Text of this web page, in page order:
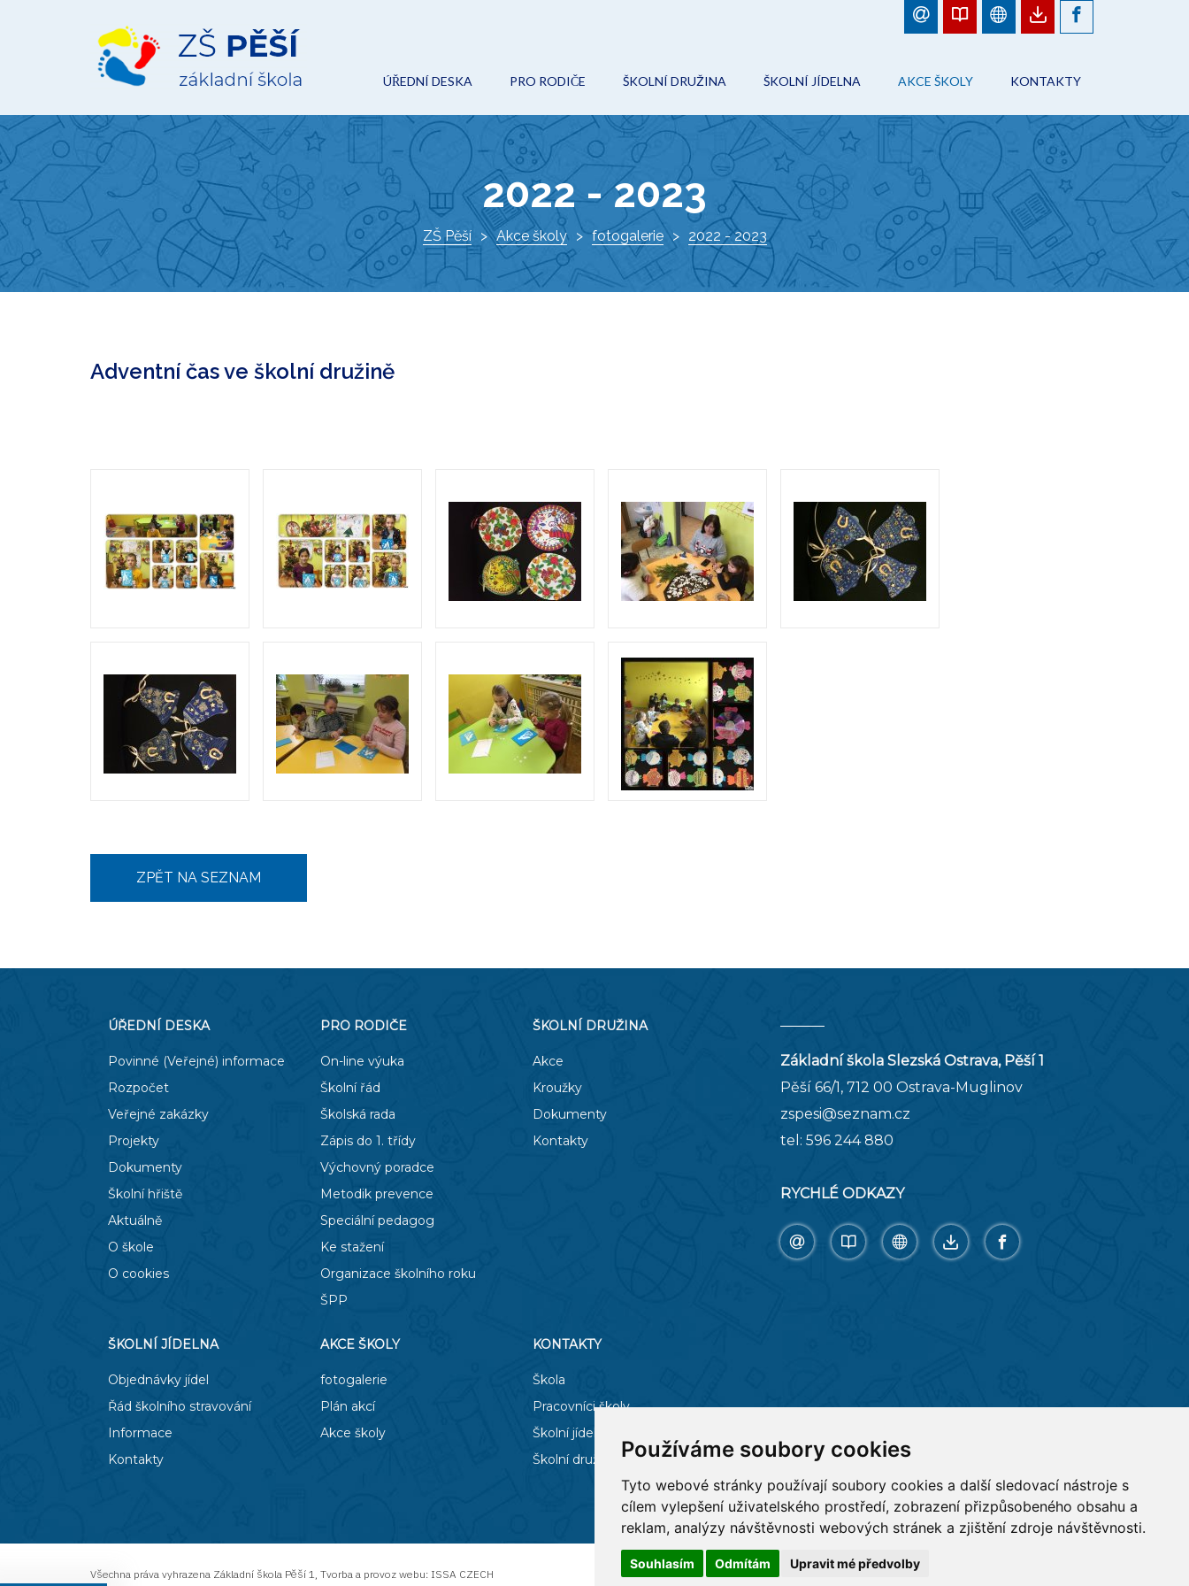
Používáme soubory cookies
Tyto webové stránky používají soubory cookies a další sledovací nástroje s
cílem vylepšení uživatelského prostředí, zobrazení přizpůsobeného obsahu a
reklam, analýzy návštěvnosti webových stránek a zjištění zdroje návštěvnosti.
Souhlasím Odmítám Upravit mé předvolby
ZŠ
Pěší
ÚŘEDNÍ DESKA
POVINNÉ (VEŘEJNÉ) INFORMACE
ROZPOČET
VEŘEJNÉ ZAKÁZKY
PROJEKTY
DOKUMENTY
PRO RODIČE
ON-LINE VÝUKA
ŠKOLNÍ ŘÁD
ŠKOLSKÁ RADA
ZÁPIS DO 1. TŘÍDY
VÝCHOVNÝ PORADCE
ŠKOLNÍ DRUŽINA
AKCE
KROUŽKY
DOKUMENTY
KONTAKTY
ŠKOLNÍ JÍDELNA
OBJEDNÁVKY JÍDEL
ŘÁD ŠKOLNÍHO STRAVOVÁNÍ
INFORMACE
KONTAKTY
AKCE ŠKOLY
FOTOGALERIE
PLÁN AKCÍ
AKCE ŠKOLY
KONTAKTY
ŠKOLA
PRACOVNÍCI ŠKOLY
ŠKOLNÍ JÍDELNA
ŠKOLNÍ DRUŽINA
2022 - 2023
ZŠ Pěší Akce školy fotogalerie 2022 - 2023
Adventní čas ve školní družině
ZPĚT NA SEZNAM
ÚŘEDNÍ DESKA
Povinné (Veřejné) informace
Rozpočet
Veřejné zakázky
Projekty
Dokumenty
Školní hřiště
Aktuálně
O škole
O cookies
PRO RODIČE
On-line výuka
Školní řád
Školská rada
Zápis do 1. třídy
Výchovný poradce
Metodik prevence
Speciální pedagog
Ke stažení
Organizace školního roku
ŠPP
ŠKOLNÍ DRUŽINA
Akce
Kroužky
Dokumenty
Kontakty
ŠKOLNÍ JÍDELNA
Objednávky jídel
Řád školního stravování
Informace
Kontakty
AKCE ŠKOLY
fotogalerie
Plán akcí
Akce školy
KONTAKTY
Škola
Pracovníci školy
Školní jídelna
Školní družina
Základní škola Slezská Ostrava, Pěší 1
Pěší 66/1, 712 00 Ostrava-Muglinov
zspesi@seznam.cz
tel: 596 244 880
RYCHLÉ ODKAZY
Všechna práva vyhrazena Základní škola Pěší 1, Tvorba a provoz webu: ISSA CZECH